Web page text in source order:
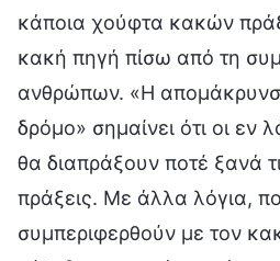
κάποια χούφτα κακών
κακή πηγή πίσω από τη
ανθρώπων. «Η
δρόμο» σημαίνει ότι οι εν
θα διαπράξουν ποτέ ξανά
πράξεις. Με άλλα λόγια,
συμπεριφερθούν με τον